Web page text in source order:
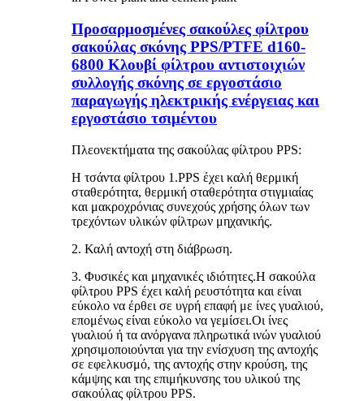
Προσαρμοσμένες σακούλες φίλτρου
σακούλας σκόνης PPS/PTFE d160-
6800 Κλουβί φίλτρου αντιστοιχιών
συλλογής σκόνης σε εργοστάσιο
παραγωγής ηλεκτρικής ενέργειας και
εργοστάσιο τσιμέντου
Πλεονεκτήματα της σακούλας φίλτρου PPS:
Η τσάντα φίλτρου 1.PPS έχει καλή θερμική
σταθερότητα, θερμική σταθερότητα στιγμιαίας
και μακροχρόνιας συνεχούς χρήσης όλων των
τρεχόντων υλικών φίλτρων μηχανικής.
2. Καλή αντοχή στη διάβρωση.
3. Φυσικές και μηχανικές ιδιότητες.Η σακούλα
φίλτρου PPS έχει καλή ρευστότητα και είναι
εύκολο να έρθει σε υγρή επαφή με ίνες γυαλιού,
επομένως είναι εύκολο να γεμίσει.Οι ίνες
γυαλιού ή τα ανόργανα πληρωτικά ινών γυαλιού
χρησιμοποιούνται για την ενίσχυση της αντοχής
σε εφελκυσμό, της αντοχής στην κρούση, της
κάμψης και της επιμήκυνσης του υλικού της
σακούλας φίλτρου PPS.